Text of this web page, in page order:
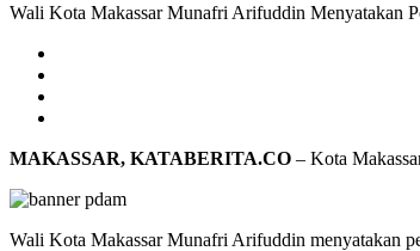
Wali Kota Makassar Munafri Arifuddin Menyatakan
MAKASSAR, KATABERITA.CO – Kota
Wali Kota Makassar Munafri Arifuddin menyatakan